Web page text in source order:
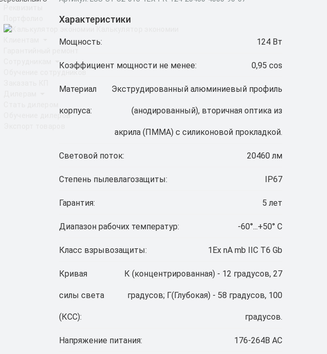
Обучение сотрудников
Обучение дилеров
Характеристики
Мощность: 124 Вт
Коэффициент мощности не менее: 0,95 cos
Материал
корпуса:
Экструдированный алюминиевый профиль
(анодированный), вторичная оптика из
акрила (ПММА) с силиконовой прокладкой.
Световой поток: 20460 лм
Степень пылевлагозащиты: IP67
Гарантия: 5 лет
Диапазон рабочих температур: -60°...+50° С
Класс взрывозащиты: 1Ex nA mb IIC T6 Gb
Кривая
силы света
(КСС):
К (концентрированная) - 12 градусов, 27
градусов; Г(Глубокая) - 58 градусов, 100
градусов.
Напряжение питания: 176-264В AС